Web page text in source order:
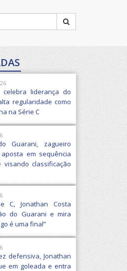
celebra liderança do
regularidade como
na Série C
Guarani, zagueiro
em sequência
visando classificação
C, Jonathan Costa
do Guarani e mira
é uma final”
defensiva, Jonathan
em goleada e entra